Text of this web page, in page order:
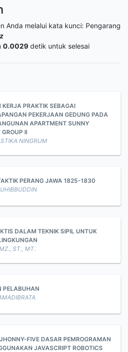
Anda melalui kata kunci: Pengarang
0.0029 detik untuk selesai
PRAKTIK SEBAGAI
PEKERJAAN GEDUNG PADA
APARTMENT SUNNY
II
NINGRUM
PERANG JAWA 1825-1830
DALAM TEKNIK SIPIL UNTUK
ST., MT.
PELABUHAN
FIVE DASAR PEMROGRAMAN
JAVASCRIPT ROBOTICS